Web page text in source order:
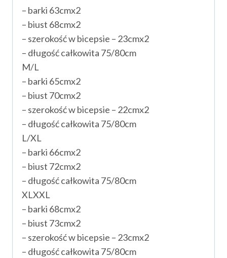
– barki 63cmx2
– biust 68cmx2
– szerokość w bicepsie – 23cmx2
– długość całkowita 75/80cm
M/L
– barki 65cmx2
– biust 70cmx2
– szerokość w bicepsie – 22cmx2
– długość całkowita 75/80cm
L/XL
– barki 66cmx2
– biust 72cmx2
– długość całkowita 75/80cm
XLXXL
– barki 68cmx2
– biust 73cmx2
– szerokość w bicepsie – 23cmx2
– długość całkowita 75/80cm